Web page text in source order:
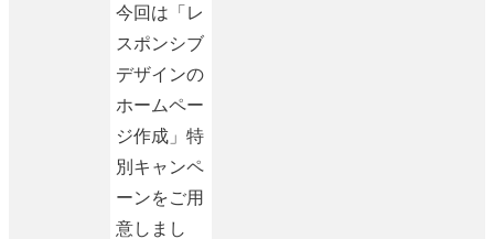
今回は「レ
スポンシブ
デザインの
ホームペー
ジ作成」特
別キャンペ
ーンをご用
意しまし